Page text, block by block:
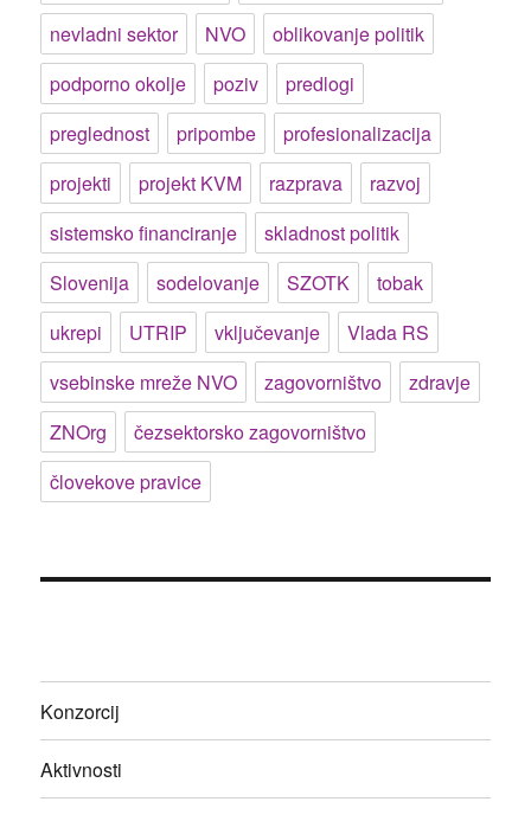
nevladni sektor
NVO
oblikovanje politik
podporno okolje
poziv
predlogi
preglednost
pripombe
profesionalizacija
projekti
projekt KVM razprava
razvoj
sistemsko financiranje
skladnost politik
Slovenija
sodelovanje SZOTK
tobak
ukrepi
UTRIP vključevanje
Vlada RS
vsebinske mreže NVO
zagovorništvo
zdravje
ZNOrg
čezsektorsko zagovorništvo
človekove pravice
Konzorcij
Aktivnosti